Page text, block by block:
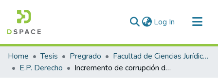
Log In (current)
Communities & Collections
All of DSpace
Home Tesis Pregrado
Facultad de Ciencias Jurídicas y Políticas
E.P. Derecho
Incremento de corrupción de funcionarios y su relación con el delito de cohecho pasivo en la Municipalidad Provincial de Puno, 2023